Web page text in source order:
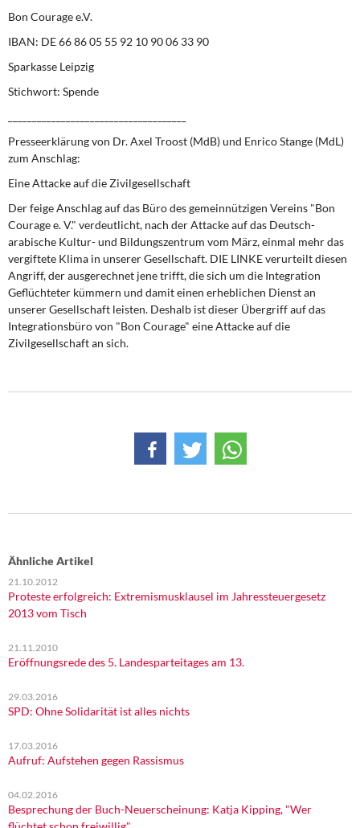
Bon Courage e.V.
IBAN: DE 66 86 05 55 92 10 90 06 33 90
Sparkasse Leipzig
Stichwort: Spende
Presseerklärung von Dr. Axel Troost (MdB) und Enrico Stange (MdL)
zum Anschlag:
Eine Attacke auf die Zivilgesellschaft
Der feige Anschlag auf das Büro des gemeinnützigen Vereins "Bon
Courage e. V." verdeutlicht, nach der Attacke auf das Deutsch-
arabische Kultur- und Bildungszentrum vom März, einmal mehr das
vergiftete Klima in unserer Gesellschaft. DIE LINKE verurteilt diesen
Angriff, der ausgerechnet jene trifft, die sich um die Integration
Geflüchteter kümmern und damit einen erheblichen Dienst an
unserer Gesellschaft leisten. Deshalb ist dieser Übergriff auf das
Integrationsbüro von "Bon Courage" eine Attacke auf die
Zivilgesellschaft an sich.
Ähnliche Artikel
21.10.2012
Proteste erfolgreich: Extremismusklausel im Jahressteuergesetz
2013 vom Tisch
21.11.2010
Eröffnungsrede des 5. Landesparteitages am 13.
29.03.2016
SPD: Ohne Solidarität ist alles nichts
17.03.2016
Aufruf: Aufstehen gegen Rassismus
04.02.2016
Besprechung der Buch-Neuerscheinung: Katja Kipping, "Wer